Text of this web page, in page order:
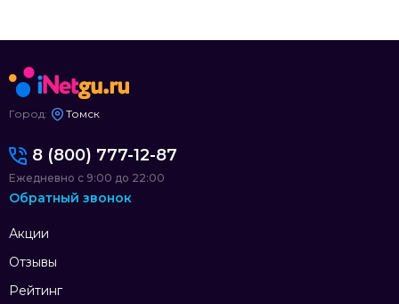
Город: Томск
Акции
Отзывы
Рейтинг
8 (800) 777-12-87
Ежедневно с 9:00 до 22:00
Обратный звонок